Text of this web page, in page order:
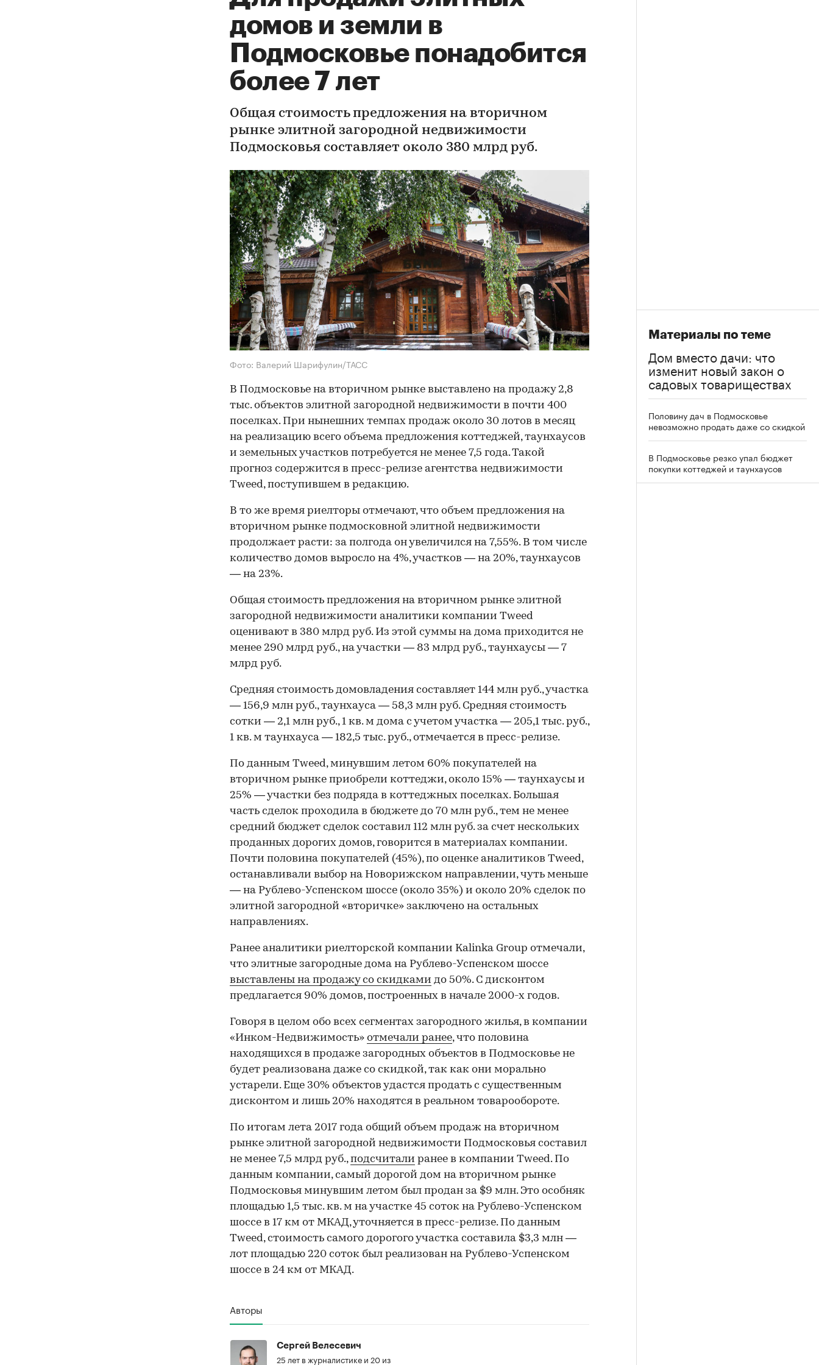
домов и земли в
Подмосковье понадобится
более 7 лет
Общая стоимость предложения на вторичном
рынке элитной загородной недвижимости
Подмосковья составляет около 380 млрд руб.
Фото: Валерий Шарифулин/ТАСС
В Подмосковье на вторичном рынке выставлено на продажу 2,8
тыс. объектов элитной загородной недвижимости в почти 400
поселках. При нынешних темпах продаж около 30 лотов в месяц
на реализацию всего объема предложения коттеджей, таунхаусов
и земельных участков потребуется не менее 7,5 года. Такой
прогноз содержится в пресс-релизе агентства недвижимости
Tweed, поступившем в редакцию.
В то же время риелторы отмечают, что объем предложения на
вторичном рынке подмосковной элитной недвижимости
продолжает расти: за полгода он увеличился на 7,55%. В том числе
количество домов выросло на 4%, участков — на 20%, таунхаусов
— на 23%.
Общая стоимость предложения на вторичном рынке элитной
загородной недвижимости аналитики компании Tweed
оценивают в 380 млрд руб. Из этой суммы на дома приходится не
менее 290 млрд руб., на участки — 83 млрд руб., таунхаусы — 7
млрд руб.
Средняя стоимость домовладения составляет 144 млн руб., участка
— 156,9 млн руб., таунхауса — 58,3 млн руб. Средняя стоимость
сотки — 2,1 млн руб., 1 кв. м дома с учетом участка — 205,1 тыс. руб.,
1 кв. м таунхауса — 182,5 тыс. руб., отмечается в пресс-релизе.
По данным Tweed, минувшим летом 60% покупателей на
вторичном рынке приобрели коттеджи, около 15% — таунхаусы и
25% — участки без подряда в коттеджных поселках. Большая
часть сделок проходила в бюджете до 70 млн руб., тем не менее
средний бюджет сделок составил 112 млн руб. за счет нескольких
проданных дорогих домов, говорится в материалах компании.
Почти половина покупателей (45%), по оценке аналитиков Tweed,
останавливали выбор на Новорижском направлении, чуть меньше
— на Рублево-Успенском шоссе (около 35%) и около 20% сделок по
элитной загородной «вторичке» заключено на остальных
направлениях.
Ранее аналитики риелторской компании Kalinka Group отмечали,
что элитные загородные дома на Рублево-Успенском шоссе
выставлены на продажу со скидками до 50%. С дисконтом
предлагается 90% домов, построенных в начале 2000-х годов.
Говоря в целом обо всех сегментах загородного жилья, в компании
«Инком-Недвижимость» отмечали ранее, что половина
находящихся в продаже загородных объектов в Подмосковье не
будет реализована даже со скидкой, так как они морально
устарели. Еще 30% объектов удастся продать с существенным
дисконтом и лишь 20% находятся в реальном товарообороте.
По итогам лета 2017 года общий объем продаж на вторичном
рынке элитной загородной недвижимости Подмосковья составил
не менее 7,5 млрд руб.,подсчитали ранее в компании Tweed. По
данным компании, самый дорогой дом на вторичном рынке
Подмосковья минувшим летом был продан за $9 млн. Это особняк
площадью 1,5 тыс. кв. м на участке 45 соток на Рублево-Успенском
шоссе в 17 км от МКАД, уточняется в пресс-релизе. По данным
Tweed, стоимость самого дорогого участка составила $3,3 млн —
лот площадью 220 соток был реализован на Рублево-Успенском
шоссе в 24 км от МКАД.
Авторы
Сергей Велесевич
25 лет в журналистике и 20 из
Материалы по теме
Дом вместо дачи: что
изменит новый закон о
садовых товариществах
Половину дач в Подмосковье
невозможно продать даже со скидкой
В Подмосковье резко упал бюджет
покупки коттеджей и таунхаусов